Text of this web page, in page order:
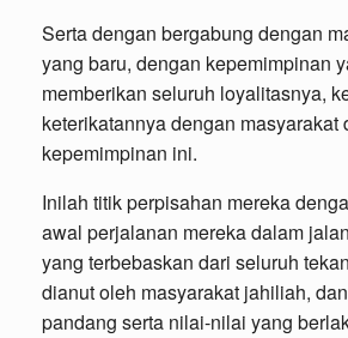
Serta dengan bergabung dengan
yang baru, dengan kepemimpinan
memberikan seluruh loyalitasnya,
keterikatannya dengan masyarakat
kepemimpinan ini.
Inilah titik perpisahan mereka
awal perjalanan mereka dalam
yang terbebaskan dari seluruh
dianut oleh masyarakat jahiliah,
pandang serta nilai-nilai yang